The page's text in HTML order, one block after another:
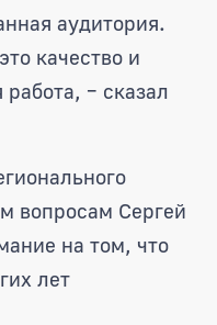
аудитория.
качество и
– сказал
вопросам Сергей
на том, что
лет